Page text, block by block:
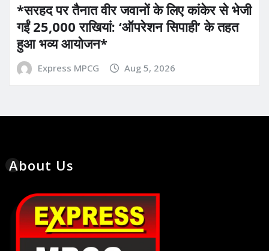
*सरहद पर तैनात वीर जवानों के लिए कांकेर से भेजी
गईं 25,000 राखियां: ‘ऑपरेशन सिपाही’ के तहत
हुआ भव्य आयोजन*
Express MPCG Aug 5, 2026
About Us